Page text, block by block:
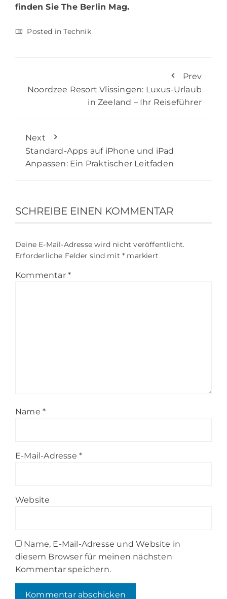
finden SieThe Berlin Mag.
Posted inTechnik
Prev
Noordzee Resort Vlissingen: Luxus-Urlaub
in Zeeland – Ihr Reiseführer
Next
Standard-Apps auf iPhone und iPad
Anpassen: Ein Praktischer Leitfaden
SCHREIBE EINEN KOMMENTAR
Deine E-Mail-Adresse wird nicht veröffentlicht.
Erforderliche Felder sind mit * markiert
Kommentar *
Name *
E-Mail-Adresse *
Website
Name, E-Mail-Adresse und Website in
diesem Browser für meinen nächsten
Kommentar speichern.